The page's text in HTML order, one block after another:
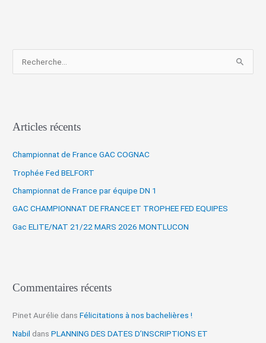
e
c
h
e
r
Articles récents
Championnat de France GAC COGNAC
Trophée Fed BELFORT
Championnat de France par équipe DN 1
GAC CHAMPIONNAT DE FRANCE ET TROPHEE FED EQUIPES
Gac ELITE/NAT 21/22 MARS 2026 MONTLUCON
Commentaires récents
Pinet Aurélie dansFélicitations à nos bachelières !
Nabil dansPLANNING DES DATES D’INSCRIPTIONS ET